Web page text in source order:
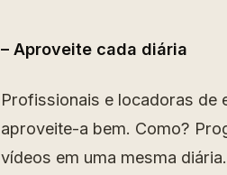
– Aproveite cada diária
Profissionais e locadoras de
aproveite-a bem. Como?
vídeos em uma mesma